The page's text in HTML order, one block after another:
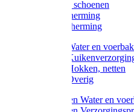
Disposable schoenen
Mondbescherming
Hoofdbescherming
Pluimvee Water en
Pluimvee
Pluimvee Hokken, netten
Pluimvee Overig
Knaagdieren Water en